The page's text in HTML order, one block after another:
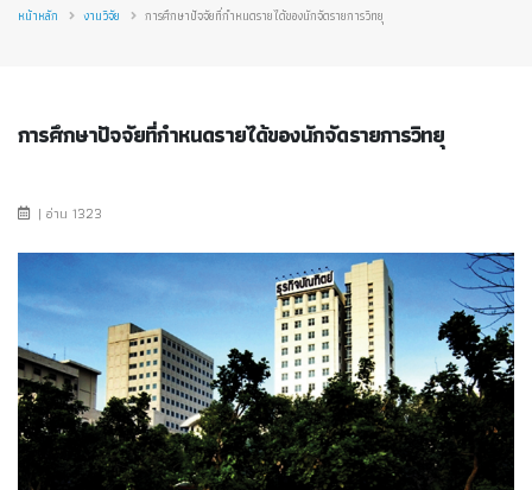
หน้าหลัก งานวิจัย การศึกษาปัจจัยที่กำหนดรายได้ของนักจัดรายการวิทยุ
การศึกษาปัจจัยที่กำหนดรายได้ของนักจัดรายการวิทยุ
| อ่าน 1323